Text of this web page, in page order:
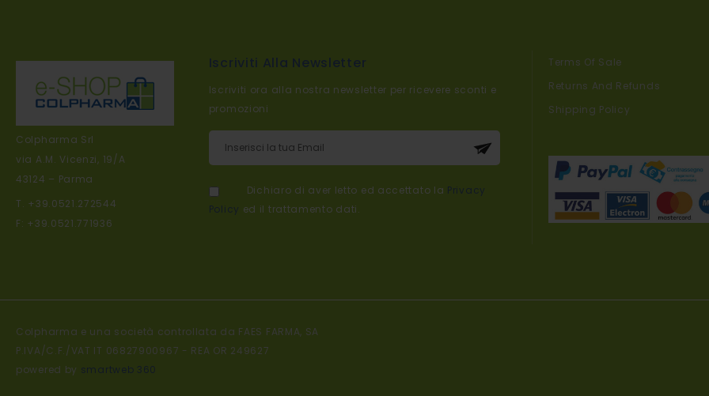
Colpharma Srl
via A.M. Vicenzi, 19/A
43124 – Parma
T. +39.0521.272544
F: +39.0521.771936
Iscriviti ora alla nostra newsletter per ricevere sconti e
promozioni
Dichiaro di aver letto ed accettato la
ed il trattamento dati.
Terms Of Sale
Returns And Refunds
Shipping Policy
Colpharma e una società controllata da FAES FARMA, SA
P.IVA/C.F./VAT IT 06827900967 - REA OR 249627
powered by